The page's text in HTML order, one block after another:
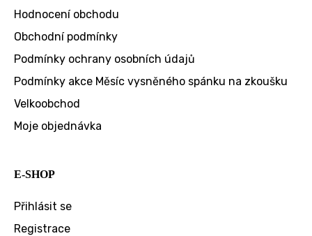
Hodnocení obchodu
Obchodní podmínky
Podmínky ochrany osobních údajů
Podmínky akce Měsíc vysněného spánku na zkoušku
Velkoobchod
Moje objednávka
E-SHOP
Přihlásit se
Registrace